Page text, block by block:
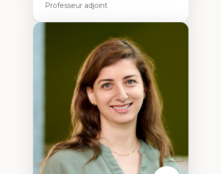
Professeur adjoint
Fragmentation des auditoires médiatiques
Analyse multi-plateforme des auditoires
médiatiques
Analyse des comportements numériques à
travers les données massives et l’IA
Recherche quantitative et qualitative sur
les auditoires médiatiques
Épistémologie des techniques de recherche
numérique et l’IA
Théorie des droits de la personne
La pensée politique d’Hannah Arendt
La pensée politique à l’ère numérique
Justice internationale et normes
internationales